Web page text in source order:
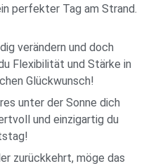
perfekter Tag am Strand.
verändern und doch
Flexibilität und Stärke in
Glückwunsch!
unter der Sonne dich
und einzigartig du
zurückkehrt, möge das